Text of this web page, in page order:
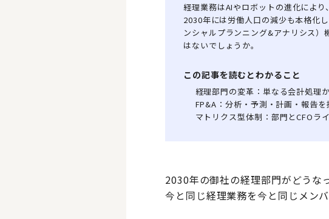
経理業務はAIやロボットの進化によ
2030年には労働人口の減少も本格化
ンシャルプランニング&アナリシス
はないでしょうか。
この記事を読むとわかること
経理部門の変革：単なる会計処理
FP&A：分析・予測・計画・報告
マトリクス型体制：部門とCFOラ
2030年の御社の経理部門がどうな
今と同じ経理業務を今と同じメン